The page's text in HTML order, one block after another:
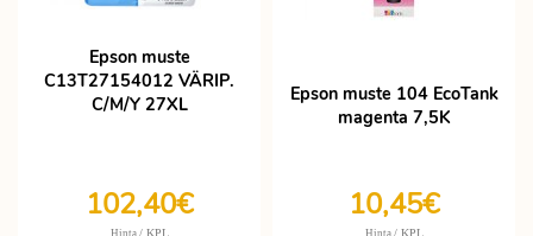
Epson muste
C13T27154012 VÄRIP.
C/M/Y 27XL
102,40€
Hinta / KPL
Epson muste 104 EcoTank
magenta 7,5K
10,45€
Hinta / KPL